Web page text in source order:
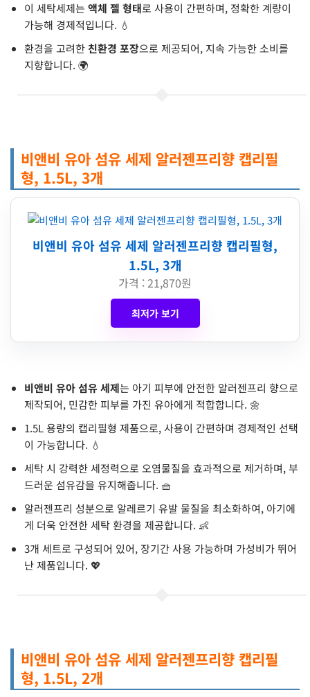
이 세탁세제는 액체 젤 형태로 사용이 간편하며, 정확한 계량이
가능해 경제적입니다. 💧
환경을 고려한 친환경 포장으로 제공되어, 지속 가능한 소비를
지향합니다. 🌍
비앤비 유아 섬유 세제 알러젠프리향 캡리필
형, 1.5L, 3개
비앤비 유아 섬유 세제 알러젠프리향 캡리필형,
1.5L, 3개
가격 : 21,870원
최저가 보기
비앤비 유아 섬유 세제는 아기 피부에 안전한 알러젠프리 향으로
제작되어, 민감한 피부를 가진 유아에게 적합합니다. 🌼
1.5L 용량의 캡리필형 제품으로, 사용이 간편하며 경제적인 선택
이 가능합니다. 💧
세탁 시 강력한 세정력으로 오염물질을 효과적으로 제거하며, 부
드러운 섬유감을 유지해줍니다. 🧺
알러젠프리 성분으로 알레르기 유발 물질을 최소화하여, 아기에
게 더욱 안전한 세탁 환경을 제공합니다. 👶
3개 세트로 구성되어 있어, 장기간 사용 가능하며 가성비가 뛰어
난 제품입니다. 💖
비앤비 유아 섬유 세제 알러젠프리향 캡리필
형, 1.5L, 2개